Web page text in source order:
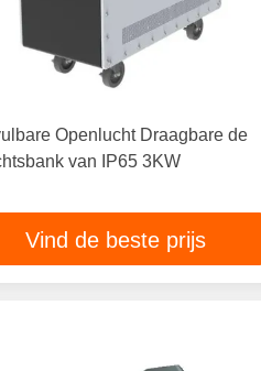
Openlucht Draagbare de
van IP65 3KW
Vind de beste prijs